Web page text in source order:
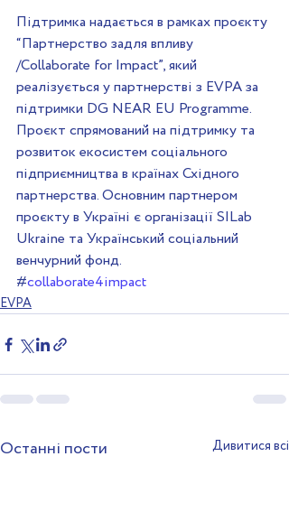
Підтримка надається в рамках проєкту
“Партнерство задля впливу
/Collaborate for Impact”, який
реалізується у партнерстві з EVPA за
підтримки DG NEAR EU Programme.
Проєкт спрямований на підтримку та
розвиток екосистем соціального
підприємництва в країнах Східного
партнерства. Основним партнером
проєкту в Україні є організації SILab
Ukraine та Український соціальний
венчурний фонд.
#collaborate4impact
EVPA
Останні пости Дивитися всі